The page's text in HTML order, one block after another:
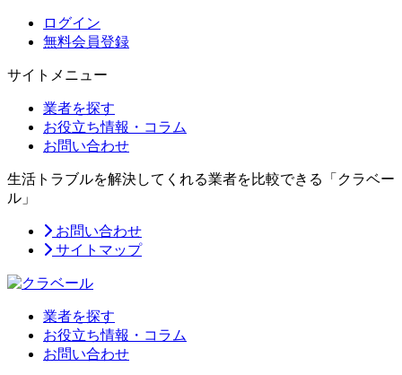
ログイン
無料会員登録
サイトメニュー
業者を探す
お役立ち情報・コラム
お問い合わせ
生活トラブルを解決してくれる業者を比較できる「クラベー
ル」
お問い合わせ
サイトマップ
業者を探す
お役立ち情報・コラム
お問い合わせ